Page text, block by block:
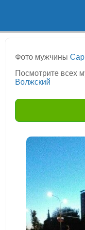
Фото мужчины
Посмотрите всех
Волжский